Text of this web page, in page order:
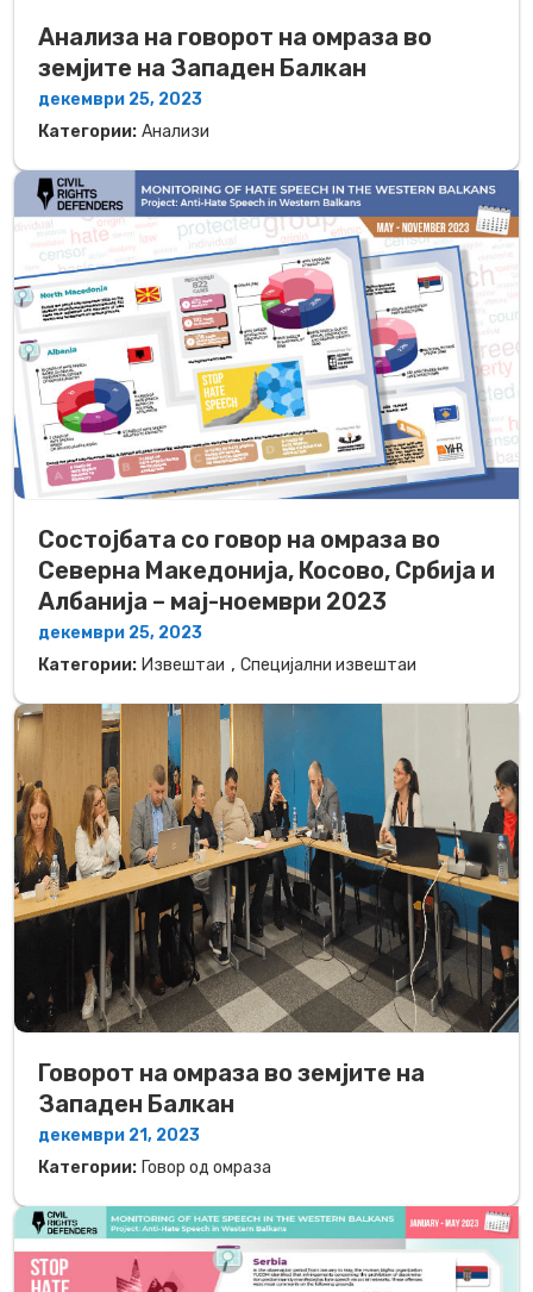
Анализа на говорот на омраза во
земјите на Западен Балкан
декември 25, 2023
Категории: Анализи
Состојбата со говор на омраза во
Северна Македонија, Косово, Србија и
Албанија – мај-ноември 2023
декември 25, 2023
Категории: Извештаи , Специјални извештаи
Говорот на омраза во земјите на
Западен Балкан
декември 21, 2023
Категории: Говор од омраза